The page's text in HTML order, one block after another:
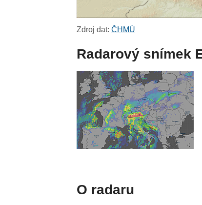
Zdroj dat:ČHMÚ
Radarový snímek
O radaru